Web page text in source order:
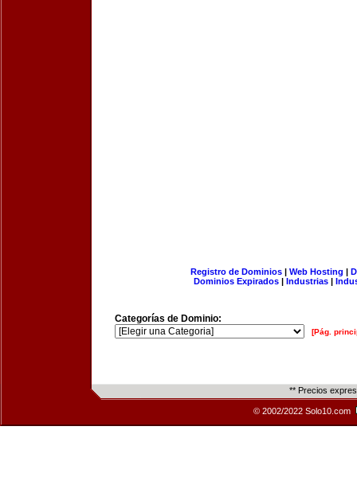
Registro de Dominios| Web Hosting |
Dominios Expirados | Industrias |
Categorías de Dominio:
[Pág.
** Precios
© 2002/2022 Solo10.com